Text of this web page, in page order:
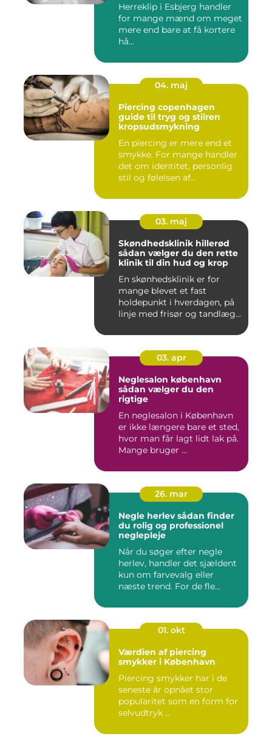
Herreklip i Esbjerg handler
for mange mænd om meget
mere end bare at få kortere
hå...
04. maj
Piercing copenhagen
guide til tryg og stilren
kropsudsmykning
En piercing er mere end et
smykke. For mange handler
det om identitet, personlig
stil og følelsen af...
03. maj
Skøndhedsklinik hillerød
sådan vælger du den rette
klinik til din hud og krop
En skønhedsklinik er for
mange blevet et fast
holdepunkt i hverdagen, på
linje med frisør og tandlæg...
03. apr
Neglesalon københavn
sådan vælger du den
rigtige
En neglesalon i København
er ikke længere bare et sted,
hvor man får lagt lidt lak på.
Mange bruger ...
26. mar
Negle herlev sådan finder
du rolig og professionel
neglepleje
Når du søger efter negle
herlev, handler det sjældent
kun om farvevalg eller
næste trend. For de fle...
01. okt
Værdien af piercing
smykker i København
Piercing smykker har i de
seneste år opnået stor
popularitet som en form for
selvudtryk ...